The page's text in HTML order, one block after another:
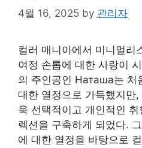
4월 16, 2025 by 관리자
컬러 매니아에서 미니멀리
여정 손톱에 대한 사랑이
의 주인공인 Наташа는 처
대한 열정으로 가득했지만
욱 선택적이고 개인적인
렉션을 구축하게 되었다.
에 대한 열정을 바탕으로